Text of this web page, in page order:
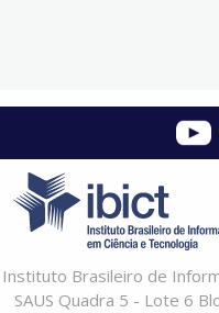
Instituto Brasileiro de
SAUS Quadra 5 - Lote 6